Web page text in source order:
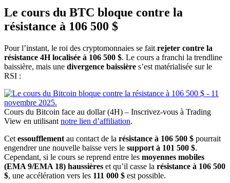
Le cours du BTC bloque contre la
résistance à 106 500 $
Pour l’instant, le roi des cryptomonnaies se fait rejeter contre la
résistance 4H localisée à 106 500 $. Le cours a franchi la trendline
baissière, mais une divergence baissière s’est matérialisée sur le
RSI :
Cours du Bitcoin face au dollar (4H) – Inscrivez-vous à Trading
View en utilisant notre lien d’affiliation.
Cet essoufflement au contact de la résistance à 106 500 $ pourrait
engendrer une nouvelle baisse vers le support à 101 500 $.
Cependant, si le cours se reprend entre les moyennes mobiles
(EMA 9/EMA 18) haussières et qu’il casse la résistance à 106 500
$, une accélération vers les 111 000 $ est possible.